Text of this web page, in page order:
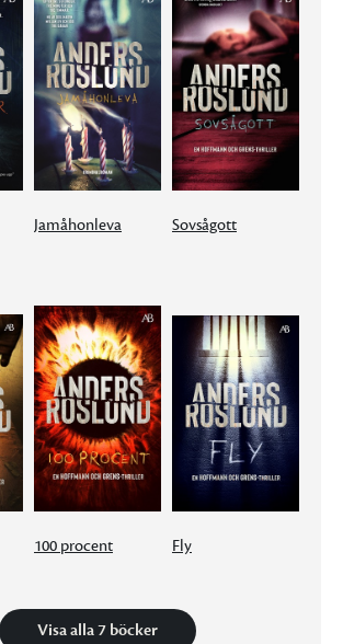
Jamåhonleva Sovsågott
100 procent Fly
Visa alla 7 böcker